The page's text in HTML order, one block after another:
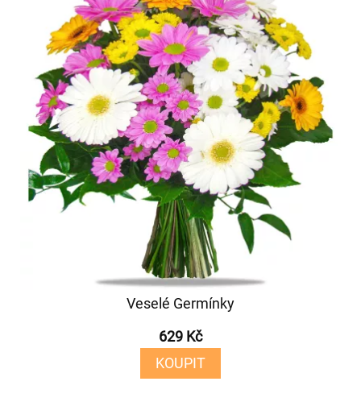
Veselé Germínky
629 Kč
KOUPIT